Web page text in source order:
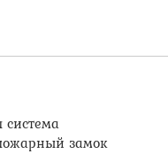
система
замок